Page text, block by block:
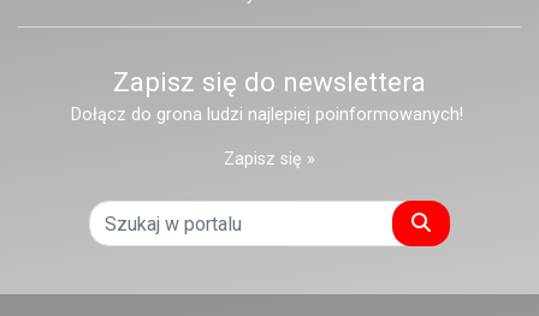
Zapisz się do newslettera
Dołącz do grona ludzi najlepiej poinformowanych!
Zapisz się »
Szukaj